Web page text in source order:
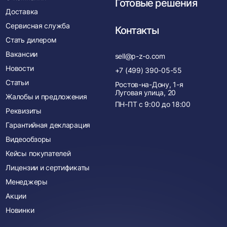
Доставка
Сервисная служба
Стать дилером
Вакансии
Новости
Статьи
Жалобы и предложения
Реквизиты
Гарантийная декларация
Видеообзоры
Кейсы покупателей
Лицензии и сертификаты
Менеджеры
Акции
Новинки
Готовые решения
Контакты
sell@p-z-o.com
+7 (499) 390-05-55
Ростов-на-Дону, 1-я
Луговая улица, 20
ПН-ПТ с 9:00 до 18:00